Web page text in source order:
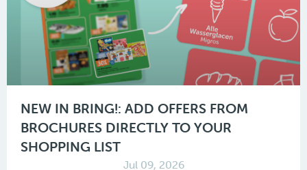
NEW IN BRING!: ADD OFFERS FROM
BROCHURES DIRECTLY TO YOUR
SHOPPING LIST
Jul 09, 2026